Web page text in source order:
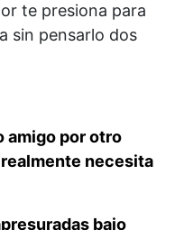
te presiona para
sin pensarlo dos
amigo por otro
necesita
bajo